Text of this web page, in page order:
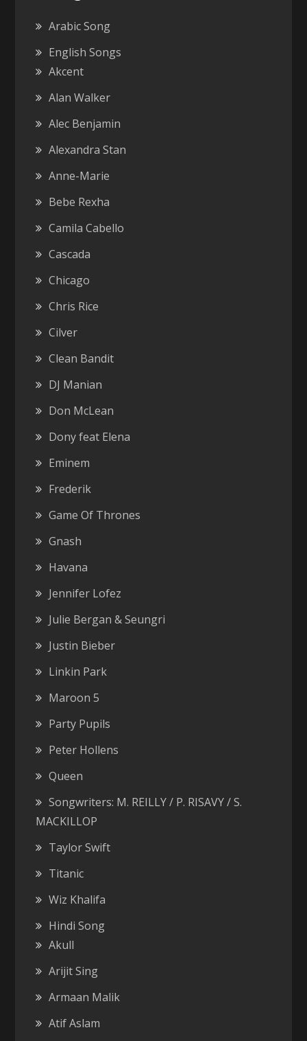
Arabic Song
English Songs
Akcent
Alan Walker
Alec Benjamin
Alexandra Stan
Anne-Marie
Bebe Rexha
Camila Cabello
Cascada
Chicago
Chris Rice
Cilver
Clean Bandit
DJ Manian
Don McLean
Dony feat Elena
Eminem
Frederik
Game Of Thrones
Gnash
Havana
Jennifer Lofez
Julie Bergan & Seungri
Justin Bieber
Linkin Park
Maroon 5
Party Pupils
Peter Hollens
Queen
Songwriters: M. REILLY / P. RISAVY / S.
MACKILLOP
Taylor Swift
Titanic
Wiz Khalifa
Hindi Song
Akull
Arijit Sing
Armaan Malik
Atif Aslam